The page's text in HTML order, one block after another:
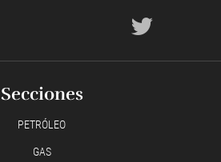
Secciones
PETRÓLEO
GAS